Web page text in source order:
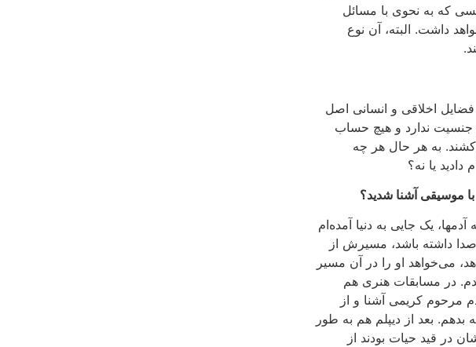
که به نحوى با مسائل
داشت. البته، آن نوع
اخلاقى و انسانى اصل
جنسیت ندارد و هیچ حساب
به هر حال هر چه
دادید یا نه؟
موسیقى آشنا شدید؟
یک جایى به دنیا آمده‌ام
داشته باشد، مسیرش‏ از
مى‌خواهد او را در آن مسیر
در مسابقات هنرى هم
مرحوم کریمى آشنا و از
بعد از دیپلم هم به طور
در قید حیات بودند از